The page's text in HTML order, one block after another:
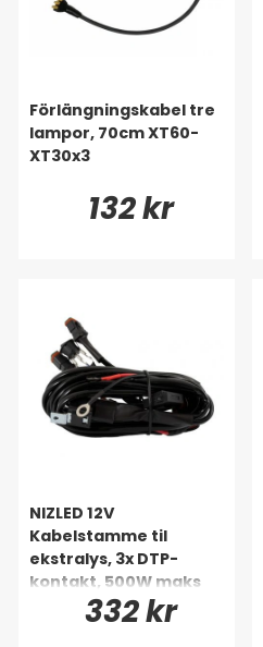
Förlängningskabel tre
lampor, 70cm XT60-
XT30x3
132 kr
NIZLED 12V
Kabelstamme til
ekstralys, 3x DTP-
kontakt, 500W maks
332 kr